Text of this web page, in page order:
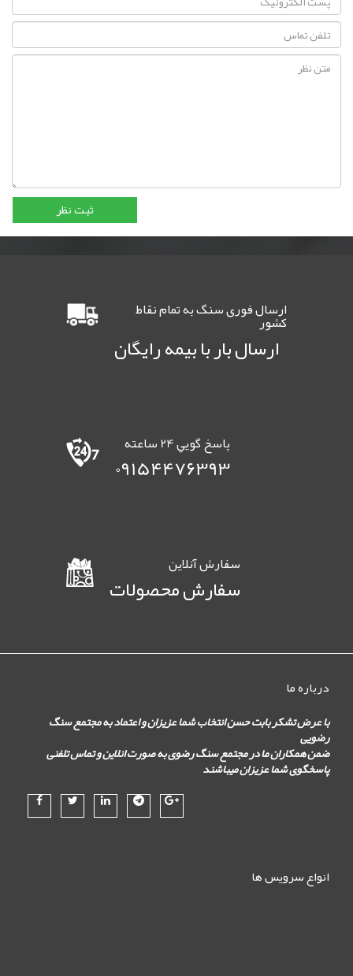
ارسال فوری سنگ به تمام نقاط
کشور
ارسال بار با بیمه رایگان
پاسخ گويي 24 ساعته
09154476393
سفارش آنلاين
سفارش محصولات
درباره ما
با عرض تشکر بابت حسن انتخاب شما عزیزان و اعتماد به مجتمع سنگ
رضویی
ضمن همکاران ما در مجتمع سنگ رضوی به صورت انلاین و تماس تلفنی
پاسخگوی شما عزیزان میباشند
انواع سرویس ها